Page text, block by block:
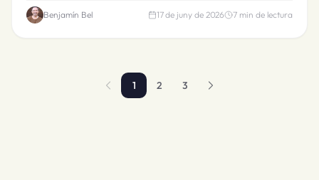
interaccions complexes. Exemples reals inclosos.
Benjamín Bel 17 de juny de 2026 7 min de lectura
1 2 3